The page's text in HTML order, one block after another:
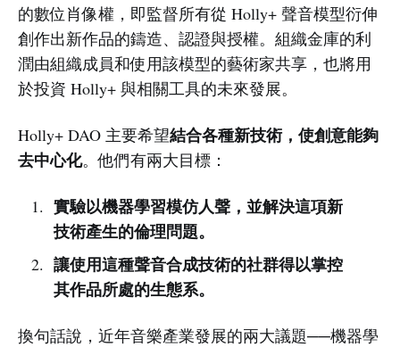
的數位肖像權，即監督所有從 Holly+ 聲音模型衍伸
創作出新作品的鑄造、認證與授權。組織金庫的利
潤由組織成員和使用該模型的藝術家共享，也將用
於投資 Holly+ 與相關工具的未來發展。
Holly+ DAO 主要希望結合各種新技術，使創意能夠
去中心化。他們有兩大目標：
實驗以機器學習模仿人聲，並解決這項新
技術產生的倫理問題。
讓使用這種聲音合成技術的社群得以掌控
其作品所處的生態系。
換句話說，近年音樂產業發展的兩大議題──機器學